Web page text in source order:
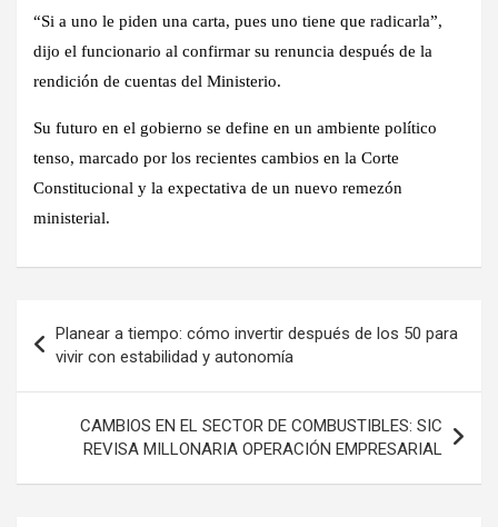
“Si a uno le piden una carta, pues uno tiene que radicarla”,
dijo el funcionario al confirmar su renuncia después de la
rendición de cuentas del Ministerio.
Su futuro en el gobierno se define en un ambiente político
tenso, marcado por los recientes cambios en la Corte
Constitucional y la expectativa de un nuevo remezón
ministerial.
de
entradas
Planear a tiempo: cómo invertir después de los 50 para
vivir con estabilidad y autonomía
CAMBIOS EN EL SECTOR DE COMBUSTIBLES: SIC
REVISA MILLONARIA OPERACIÓN EMPRESARIAL